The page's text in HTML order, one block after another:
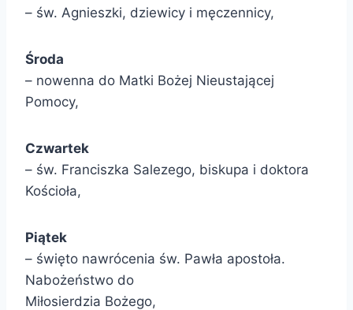
– św. Agnieszki, dziewicy i męczennicy,
Środa
– nowenna do Matki Bożej Nieustającej
Pomocy,
Czwartek
– św. Franciszka Salezego, biskupa i doktora
Kościoła,
Piątek
– święto nawrócenia św. Pawła apostoła.
Nabożeństwo do
Miłosierdzia Bożego,